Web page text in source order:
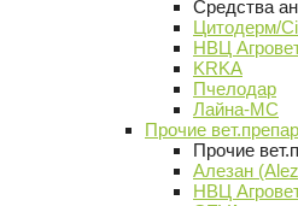
Средства
Цитодерм/
НВЦ
KRKA
Пчелодар
Лайна-МС
Прочие
Прочие
Алезан
НВЦ